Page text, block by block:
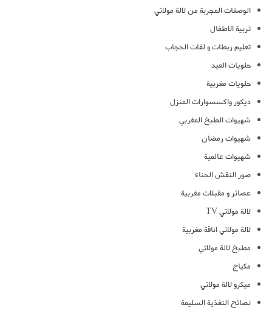
الوصفات المجربة من لالة مولاتي
تربية الاطفال
تعليم ربطات و لفات الحجاب
حلويات العيد
حلويات مغربية
ديكور واكسسوارات المنزل
شهيوات الطبخ المغربي
شهيوات رمضان
شهيوات عالمية
صور النقش الحناء
عصائر و مقبلات مغربية
لالة مولاتي TV
لالة مولاتي اناقة مغربية
مطبخ لالة مولاتي
مكياج
ميكرو لالة مولاتي
نصائح التغذية السليمة